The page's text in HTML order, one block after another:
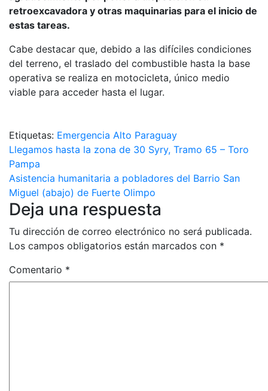
retroexcavadora y otras maquinarias para el inicio de
estas tareas.
Cabe destacar que, debido a las difíciles condiciones
del terreno, el traslado del combustible hasta la base
operativa se realiza en motocicleta, único medio
viable para acceder hasta el lugar.
Etiquetas: Emergencia Alto Paraguay
Navegación
de
entradas
Llegamos hasta la zona de 30 Syry, Tramo 65 – Toro
Pampa
Asistencia humanitaria a pobladores del Barrio San
Miguel (abajo) de Fuerte Olimpo
Deja una respuesta
Tu dirección de correo electrónico no será publicada.
Los campos obligatorios están marcados con *
Comentario *